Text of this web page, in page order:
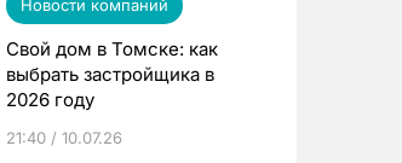
Новости компаний
Свой дом в Томске: как
выбрать застройщика в
2026 году
21:40 / 10.07.26